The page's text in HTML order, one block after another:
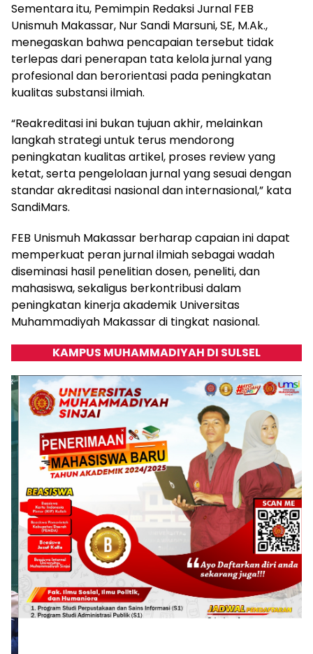
Sementara itu, Pemimpin Redaksi Jurnal FEB
Unismuh Makassar, Nur Sandi Marsuni, SE, M.Ak.,
menegaskan bahwa pencapaian tersebut tidak
terlepas dari penerapan tata kelola jurnal yang
profesional dan berorientasi pada peningkatan
kualitas substansi ilmiah.
“Reakreditasi ini bukan tujuan akhir, melainkan
langkah strategi untuk terus mendorong
peningkatan kualitas artikel, proses review yang
ketat, serta pengelolaan jurnal yang sesuai dengan
standar akreditasi nasional dan internasional,” kata
SandiMars.
FEB Unismuh Makassar berharap capaian ini dapat
memperkuat peran jurnal ilmiah sebagai wadah
diseminasi hasil penelitian dosen, peneliti, dan
mahasiswa, sekaligus berkontribusi dalam
peningkatan kinerja akademik Universitas
Muhammadiyah Makassar di tingkat nasional.
KAMPUS MUHAMMADIYAH DI SULSEL